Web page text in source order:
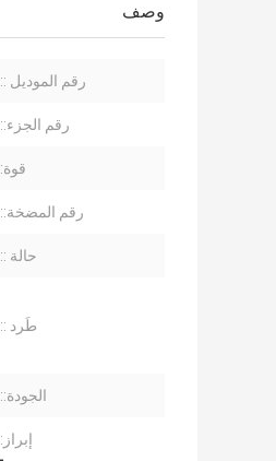
وصف
رقم الموديل ::
رقم الجزء::
قوة:
رقم المضخة::
حالة ::
طَرد ::
الجودة::
إبراز: